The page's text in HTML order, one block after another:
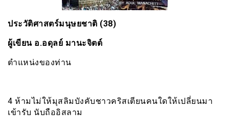
ประวัติศาสตร์มนุษยชาติ (38)
ผู้เขียน อ.อดุลย์ มานะจิตต์
ตำแหน่งของท่าน
4 ห้ามไม่ให้มุสลิมบังคับชาวคริสเตียนคนใดให้เปลี่ยนมา
เข้ารับ นับถืออิสลาม